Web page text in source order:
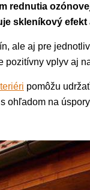
rednutia
skleníkový efekt
ale aj pre
pozitívny vplyv aj
pomôžu
ohľadom na